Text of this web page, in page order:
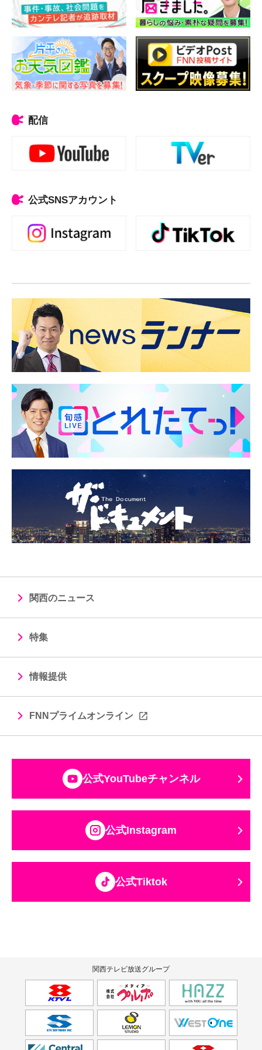
配信
公式SNSアカウント
関西のニュース
特集
情報提供
FNNプライムオンライン
公式YouTubeチャンネル
公式Instagram
公式Tiktok
関西テレビ放送グループ